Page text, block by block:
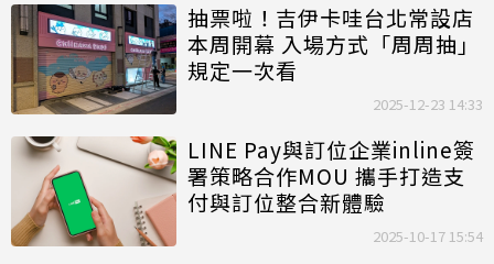
抽票啦！吉伊卡哇台北常設店
本周開幕 入場方式「周周抽」
規定一次看
2025-12-23 14:33
LINE Pay與訂位企業inline簽
署策略合作MOU 攜手打造支
付與訂位整合新體驗
2025-10-17 15:54